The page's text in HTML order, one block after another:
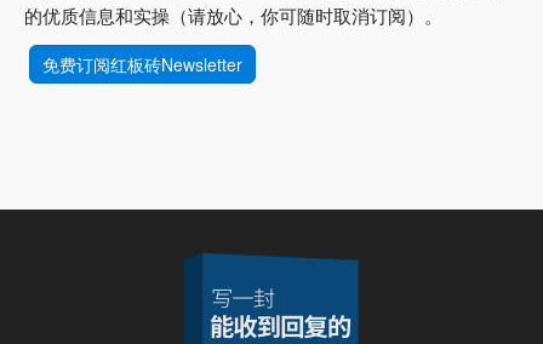
的优质信息和实操（请放心，你可随时取消订阅）。
免费订阅红板砖Newsletter